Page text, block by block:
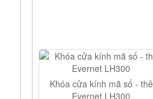
Khóa cửa kính mã số - thẻ
Evernet LH300